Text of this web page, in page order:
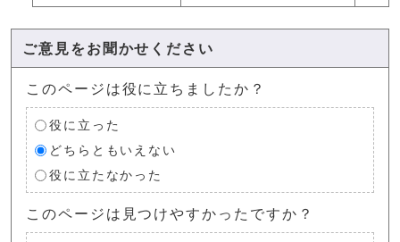
ご意見をお聞かせください
このページは役に立ちましたか？
役に立った
どちらともいえない
役に立たなかった
このページは見つけやすかったですか？